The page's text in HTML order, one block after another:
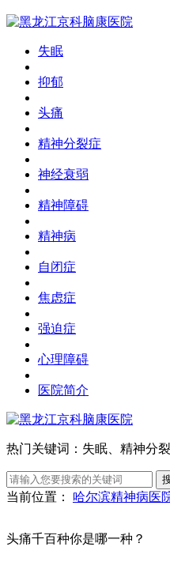
失眠
抑郁
头痛
精神分裂症
神经衰弱
精神障碍
精神病
自闭症
焦虑症
强迫症
心理障碍
医院简介
热门关键词： 失眠、精神分
当前位置： 哈尔滨精神病医
头痛千百种你是哪一种？